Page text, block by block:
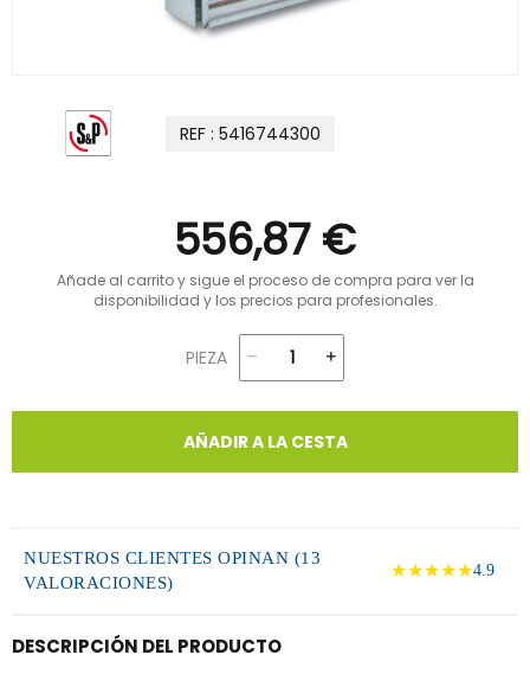
REF : 5416744300
556,87 €
Añade al carrito y sigue el proceso de compra para ver la
disponibilidad y los precios para profesionales.
PIEZA
AÑADIR A LA CESTA
NUESTROS CLIENTES OPINAN (13
VALORACIONES)
★★★★★4.9
DESCRIPCIÓN DEL PRODUCTO